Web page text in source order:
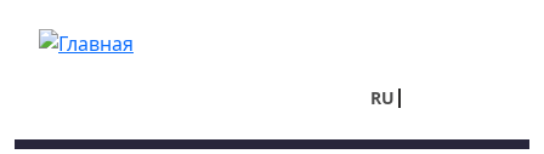
RU